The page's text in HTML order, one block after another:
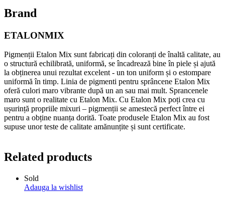
Brand
ETALONMIX
Pigmenții Etalon Mix sunt fabricați din coloranți de înaltă calitate, au
o structură echilibrată, uniformă, se încadrează bine în piele și ajută
la obținerea unui rezultat excelent - un ton uniform și o estompare
uniformă în timp. Linia de pigmenti pentru sprâncene Etalon Mix
oferă culori maro vibrante după un an sau mai mult. Sprancenele
maro sunt o realitate cu Etalon Mix. Cu Etalon Mix poți crea cu
ușurință propriile mixuri – pigmenții se amestecă perfect între ei
pentru a obține nuanța dorită. Toate produsele Etalon Mix au fost
supuse unor teste de calitate amănunțite și sunt certificate.
Related products
Sold
Adauga la wishlist